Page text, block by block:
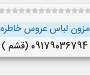
مزون لباس عروس خاطره
09179036794 (قشم )